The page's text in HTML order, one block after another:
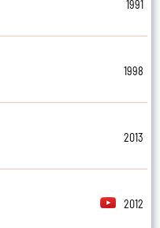
1991
1998
2013
2012